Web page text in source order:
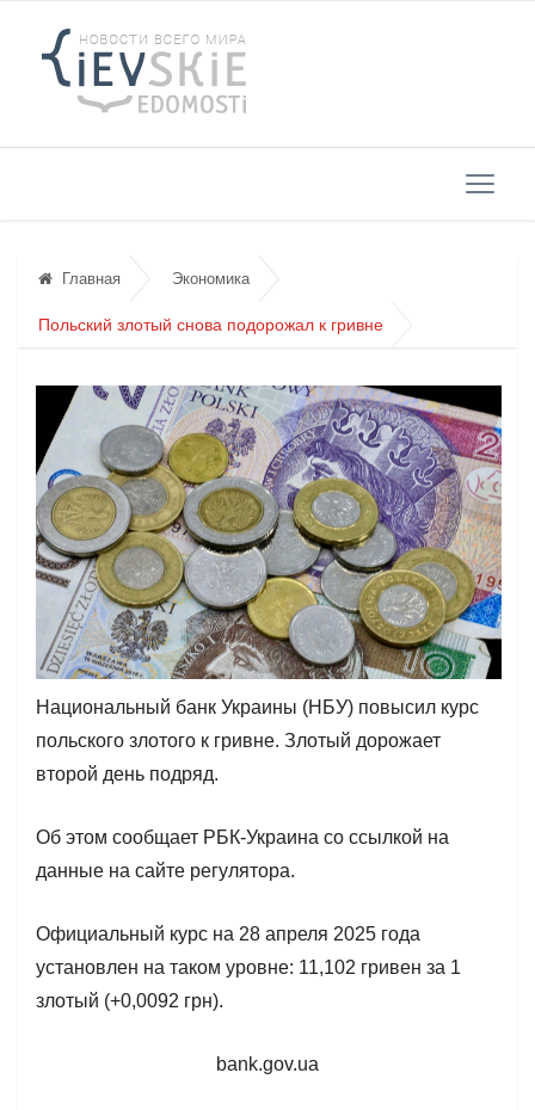
Главная Экономика
Польский злотый снова подорожал к гривне
Национальный банк Украины (НБУ) повысил курс
польского злотого к гривне. Злотый дорожает
второй день подряд.
Об этом сообщает РБК-Украина со ссылкой на
данные на сайте регулятора.
Официальный курс на 28 апреля 2025 года
установлен на таком уровне: 11,102 гривен за 1
злотый (+0,0092 грн).
bank.gov.ua